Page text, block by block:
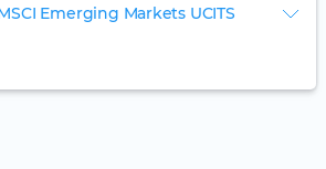
Emerging Markets UCITS